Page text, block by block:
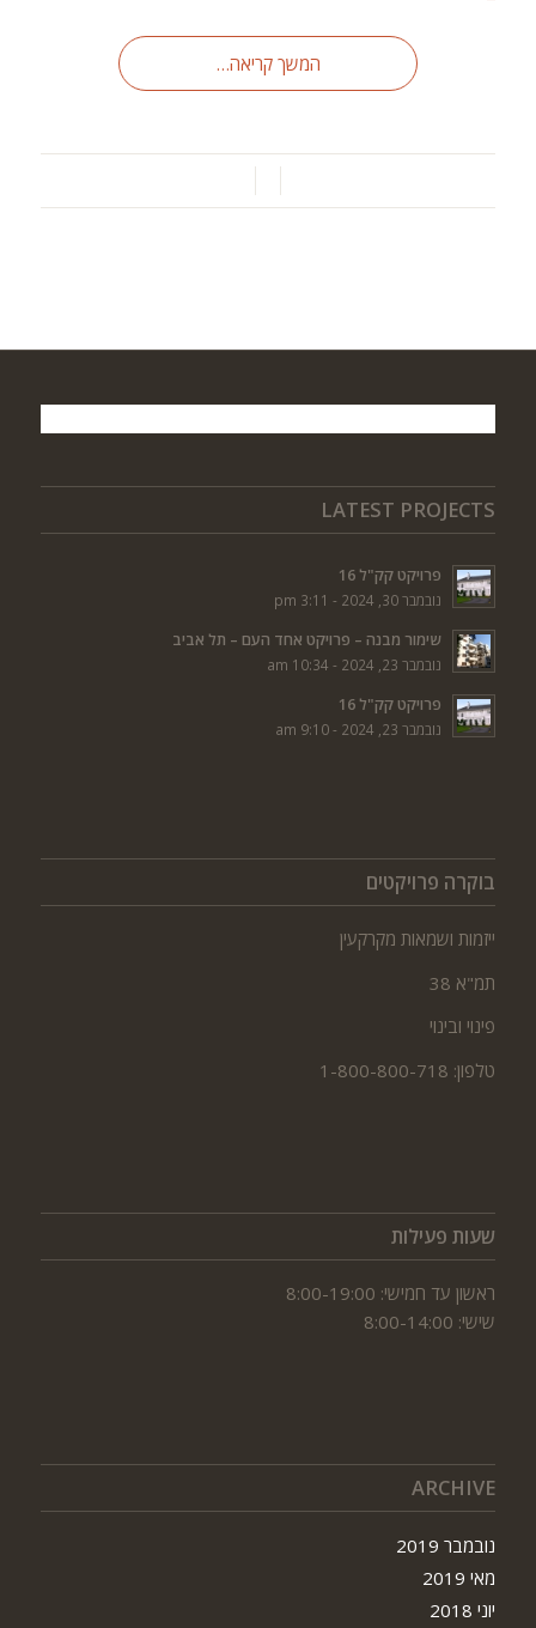
המשך קריאה…
LATEST PROJECTS
פרויקט קק"ל 16
נובמבר 30, 2024 - 3:11 pm
שימור מבנה – פרויקט אחד העם – תל אביב
נובמבר 23, 2024 - 10:34 am
פרויקט קק"ל 16
נובמבר 23, 2024 - 9:10 am
בוקרה פרויקטים
ייזמות ושמאות מקרקעין
תמ"א 38
פינוי ובינוי
טלפון: 1-800-800-718
שעות פעילות
ראשון עד חמישי: 8:00-19:00
שישי: 8:00-14:00
ARCHIVE
נובמבר 2019
מאי 2019
יוני 2018